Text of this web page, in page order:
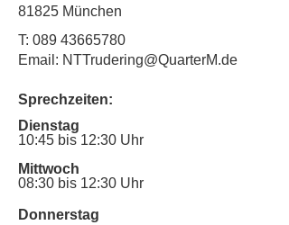
81825 München
T: 089 43665780
Email: NTTrudering@QuarterM.de
Sprechzeiten:
Dienstag
10:45 bis 12:30 Uhr
Mittwoch
08:30 bis 12:30 Uhr
Donnerstag